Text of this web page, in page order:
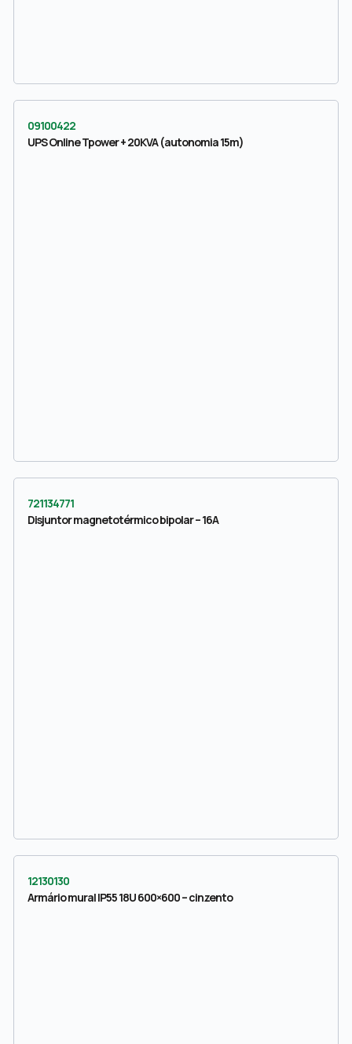
09100422
UPS Online Tpower + 20KVA (autonomia 15m)
721134771
Disjuntor magnetotérmico bipolar – 16A
12130130
Armário mural IP55 18U 600×600 – cinzento